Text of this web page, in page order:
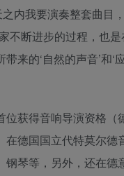
内我要演奏整套曲目
不断进步的过程，也
来的‘自然的声音’和
获得音响导演资格
德国国立代特莫尔
琴等，另外，还在